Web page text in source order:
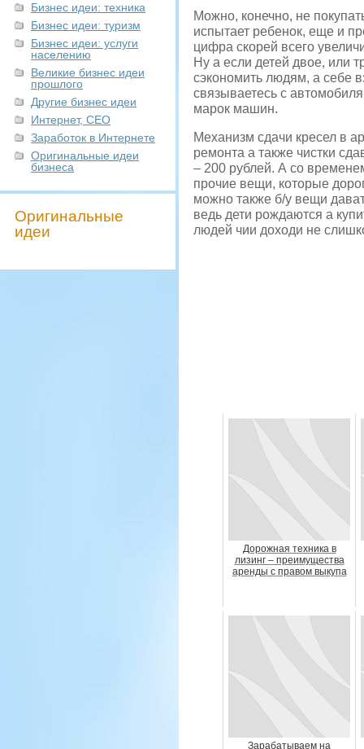
Бизнес идеи: техника
Бизнес идеи: туризм
Бизнес идеи: услуги
населению
Великие бизнес идеи
прошлого
Другие бизнес идеи
Интернет, СЕО
Заработок в Интернете
Оригинальные идеи
бизнеса
Оригинальные
идеи
Можно, конечно, не
испытает ребенок, еще и
цифра скорей всего
Ну а если детей двое, или
сэкономить людям, а себе
связываетесь с
марок машин.
Механизм сдачи кресел в
ремонта а также чистки
– 200 рублей. А со
прочие вещи, которые
можно также б/у вещи
ведь дети рождаются а
людей чии доходи не
Дорожная техника в
лизинг – преимущества
аренды с правом выкупа
Зарабатываем на